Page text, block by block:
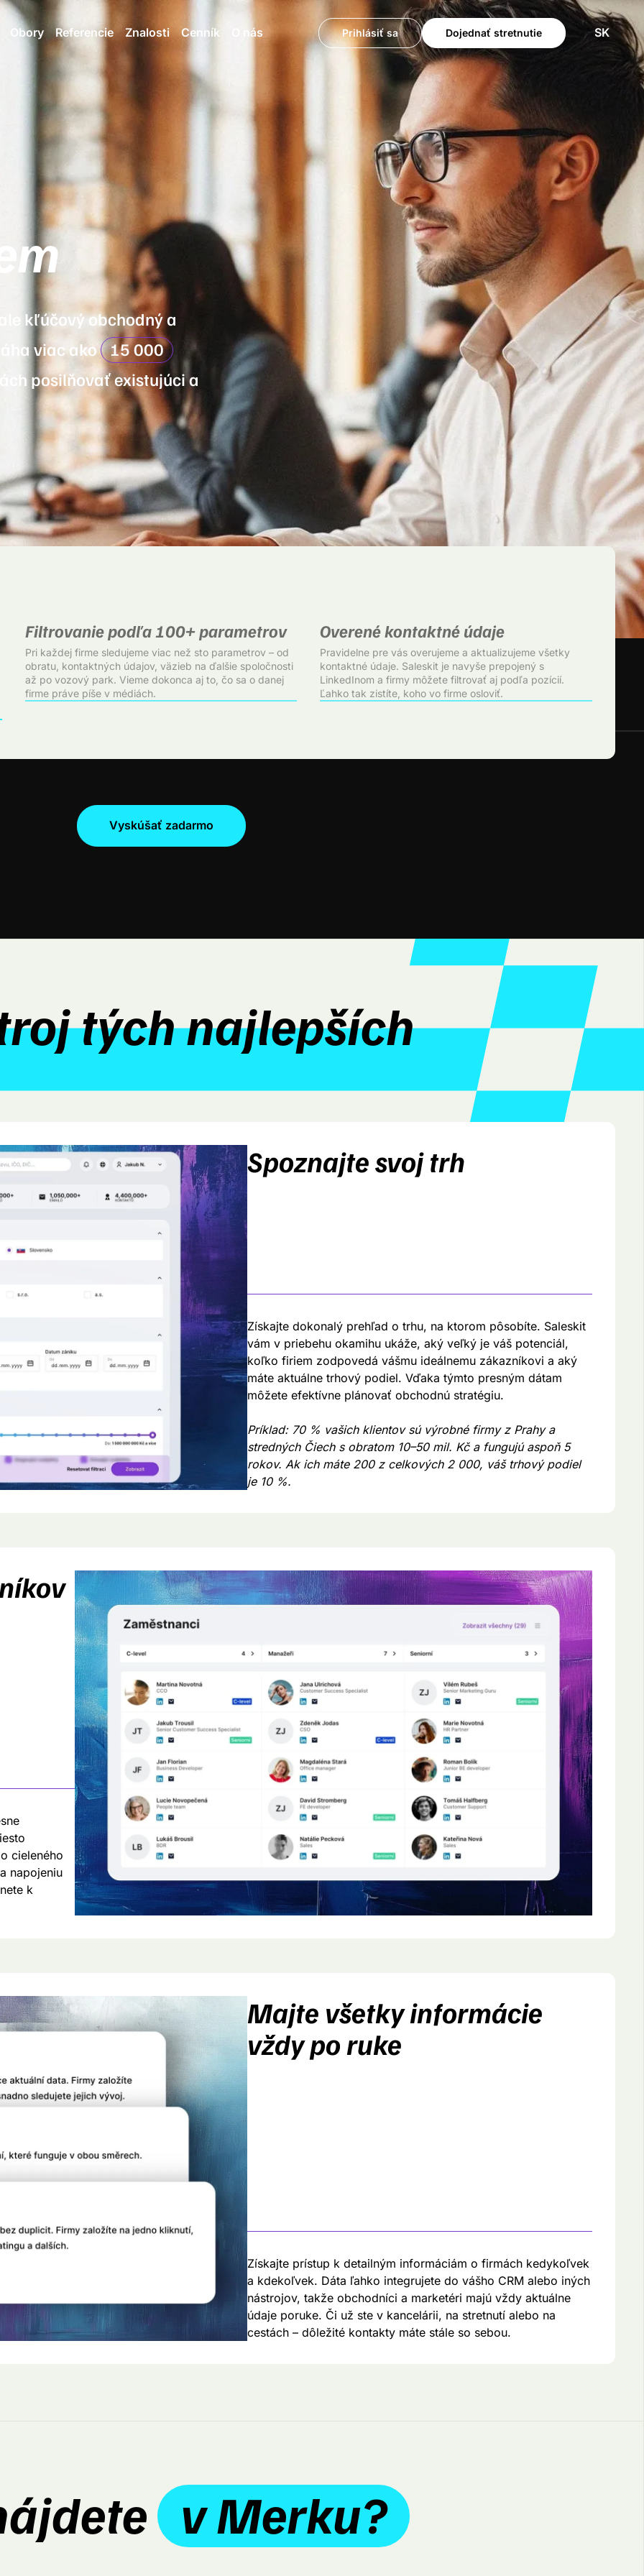
Obory Referencie Znalosti Cenník O nás Prihlásiť sa Dojednať stretnutie SK
kľúčový obchodný a
viac ako 15 000
posilňovať existujúci a
Filtrovanie podľa 100+ parametrov
Pri každej firme sledujeme viac než sto parametrov – od
obratu, kontaktných údajov, väzieb na ďalšie spoločnosti
až po vozový park. Vieme dokonca aj to, čo sa o danej
firme práve píše v médiách.
Overené kontaktné údaje
Pravidelne pre vás overujeme a aktualizujeme všetky
kontaktné údaje. Saleskit je navyše prepojený s
LinkedInom a firmy môžete filtrovať aj podľa pozícií.
Ľahko tak zistíte, koho vo firme osloviť.
Vyskúšať zadarmo
tých najlepších
Spoznajte svoj trh
Získajte dokonalý prehľad o trhu, na ktorom pôsobíte. Saleskit
vám v priebehu okamihu ukáže, aký veľký je váš potenciál,
koľko firiem zodpovedá vášmu ideálnemu zákazníkovi a aký
máte aktuálne trhový podiel. Vďaka týmto presným dátam
môžete efektívne plánovať obchodnú stratégiu.
Príklad: 70 % vašich klientov sú výrobné firmy z Prahy a
stredných Čiech s obratom 10–50 mil. Kč a fungujú aspoň 5
rokov. Ak ich máte 200 z celkových 2 000, váš trhový podiel
je 10 %.
cieleného
napojeniu
k
Majte všetky informácie
vždy po ruke
Získajte prístup k detailným informáciám o firmách kedykoľvek
a kdekoľvek. Dáta ľahko integrujete do vášho CRM alebo iných
nástrojov, takže obchodníci a marketéri majú vždy aktuálne
údaje poruke. Či už ste v kancelárii, na stretnutí alebo na
cestách – dôležité kontakty máte stále so sebou.
v Merku?